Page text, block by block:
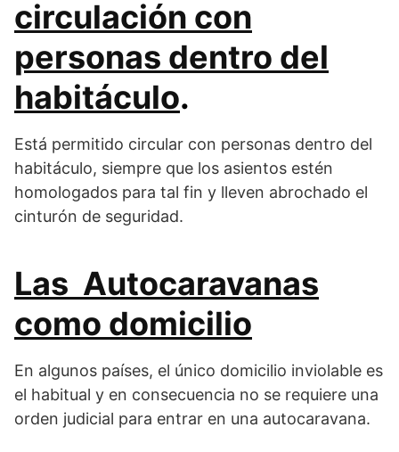
circulación con
personas dentro del
habitáculo.
Está permitido circular con personas dentro del
habitáculo, siempre que los asientos estén
homologados para tal fin y lleven abrochado el
cinturón de seguridad.
Las Autocaravanas
como domicilio
En algunos países, el único domicilio inviolable es
el habitual y en consecuencia no se requiere una
orden judicial para entrar en una autocaravana.